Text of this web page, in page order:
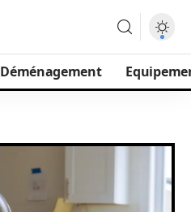
Déménagement